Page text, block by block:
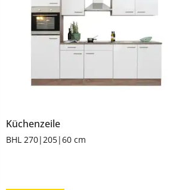
Küchenzeile
BHL 270|205|60 cm